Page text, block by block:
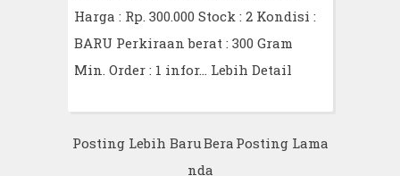
Harga : Rp. 300.000 Stock : 2 Kondisi :
BARU Perkiraan berat : 300 Gram
Min. Order : 1 infor…
Lebih Detail
Posting Lebih Baru Posting Lama
Bera
nda